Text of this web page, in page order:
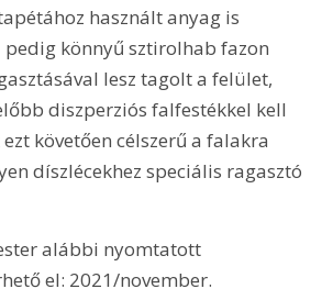
használt anyag is
pedig könnyű sztirolhab fazon
lesz tagolt a felület,
diszperziós falfestékkel kell
követően célszerű a falakra
díszlécekhez speciális ragasztó
alábbi nyomtatott
el: 2021/november.